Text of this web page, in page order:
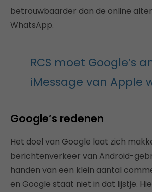
betrouwbaarder dan de online
WhatsApp.
RCS moet Google’s
iMessage van Apple
Google’s redenen
Het doel van Google laat zich
berichtenverkeer van Android-
handen van een klein aantal
en Google staat niet in dat lijstje.